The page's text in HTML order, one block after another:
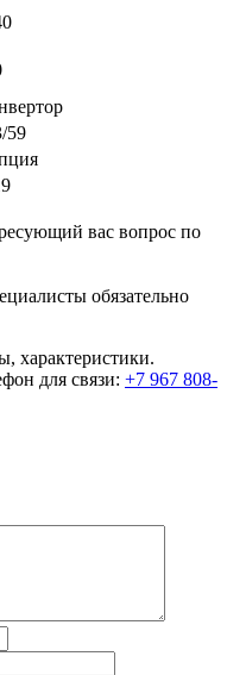
59
вас вопрос по
обязательно
характеристики.
для связи: +7 967 808-